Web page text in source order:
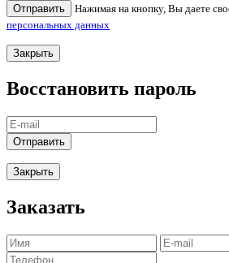
Отправить Нажимая на кнопку, Вы даете
персональных данных
Закрыть
Восстановить пароль
Отправить
Закрыть
Заказать